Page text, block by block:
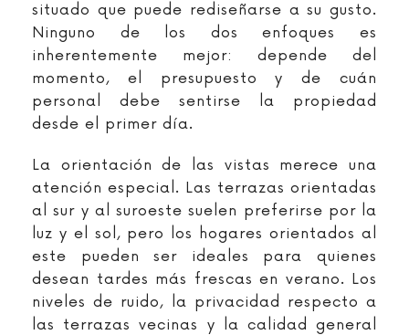
situado que puede rediseñarse a su gusto.
Ninguno de los dos enfoques es
inherentemente mejor: depende del
momento, el presupuesto y de cuán
personal debe sentirse la propiedad
desde el primer día.
La orientación de las vistas merece una
atención especial. Las terrazas orientadas
al sur y al suroeste suelen preferirse por la
luz y el sol, pero los hogares orientados al
este pueden ser ideales para quienes
desean tardes más frescas en verano. Los
niveles de ruido, la privacidad respecto a
las terrazas vecinas y la calidad general